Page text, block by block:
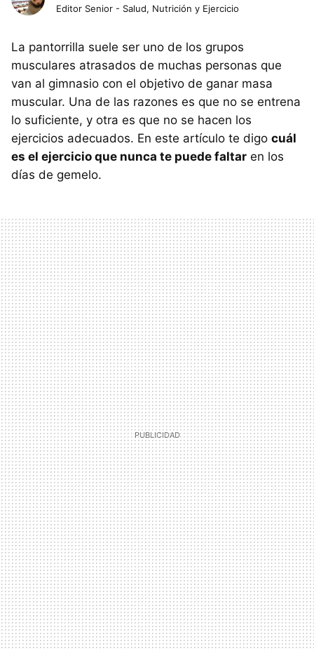
Editor Senior - Salud, Nutrición y Ejercicio
La pantorrilla suele ser uno de los grupos
musculares atrasados de muchas personas que
van al gimnasio con el objetivo de ganar masa
muscular. Una de las razones es que no se entrena
lo suficiente, y otra es que no se hacen los
ejercicios adecuados. En este artículo te digo cuál
es el ejercicio que nunca te puede faltar en los
días de gemelo.